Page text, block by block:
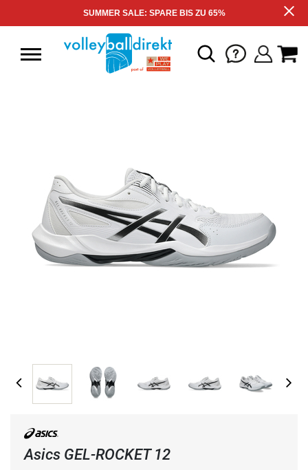
SUMMER SALE: SPARE BIS ZU 65%
Asics GEL-ROCKET 12